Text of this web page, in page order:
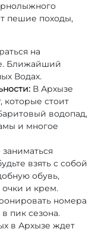
пешие походы,
на
Ближайший
Водах.
В Архызе
которые стоит
водопад,
и многое
взять с собой
обувь,
и крем.
номера
пик сезона.
в Архызе ждет